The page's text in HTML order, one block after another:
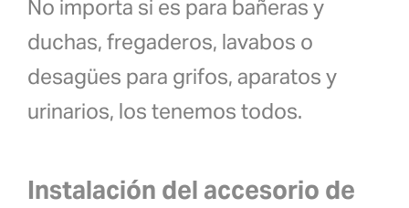
No importa si es para bañeras y
duchas, fregaderos, lavabos o
desagües para grifos, aparatos y
urinarios, los tenemos todos.
Instalación del accesorio de